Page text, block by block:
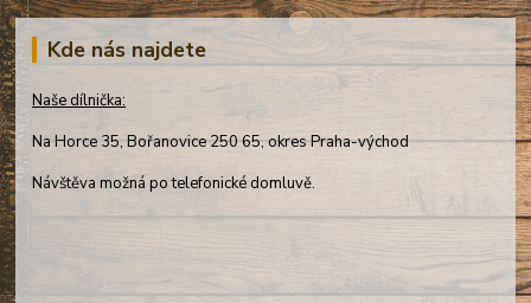
Kde nás najdete
Naše dílnička:
Na Horce 35, Bořanovice 250 65, okres Praha-východ
Návštěva možná po telefonické domluvě.